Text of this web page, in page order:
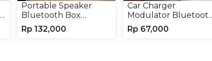
Portable Speaker
Bluetooth Box
TNS315 Speaker
Portable Wireless
Rp 132,000
Car Charger
Modulator
ALS-A136 Charger
Handphone
Rp 67,000